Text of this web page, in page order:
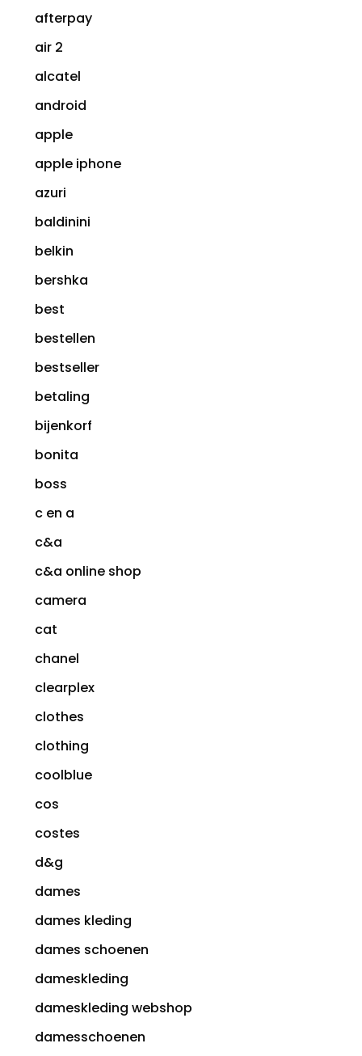
afterpay
air 2
alcatel
android
apple
apple iphone
azuri
baldinini
belkin
bershka
best
bestellen
bestseller
betaling
bijenkorf
bonita
boss
c en a
c&a
c&a online shop
camera
cat
chanel
clearplex
clothes
clothing
coolblue
cos
costes
d&g
dames
dames kleding
dames schoenen
dameskleding
dameskleding webshop
damesschoenen